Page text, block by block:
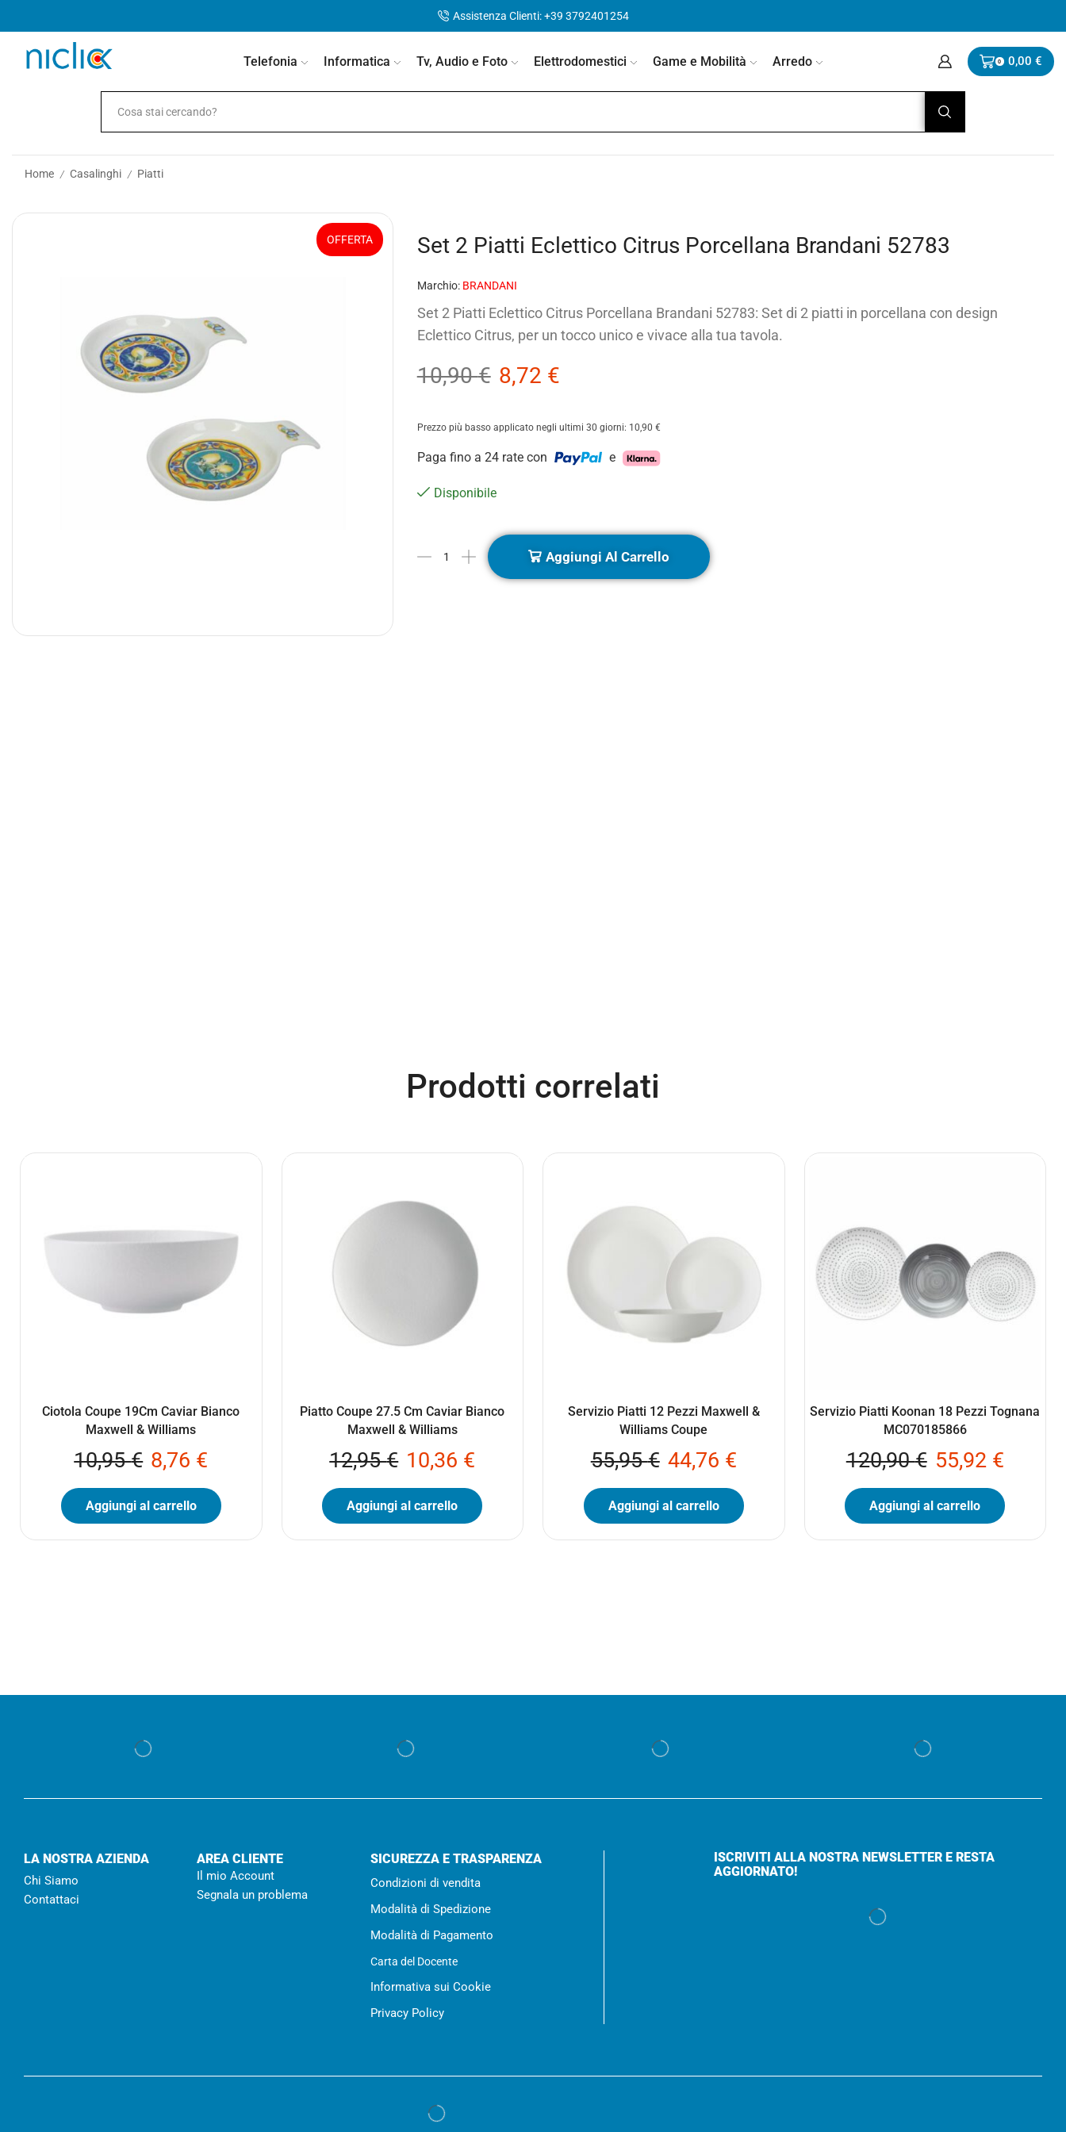
Assistenza Clienti: +39 3792401254
Telefonia Informatica Tv, Audio e Foto Elettrodomestici Game e Mobilità Arredo 0 0,00 €
Home / Casalinghi / Piatti
OFFERTA Set 2 Piatti Eclettico Citrus Porcellana Brandani 52783
Marchio: BRANDANI
Set 2 Piatti Eclettico Citrus Porcellana Brandani 52783: Set di 2 piatti in porcellana con design
Eclettico Citrus, per un tocco unico e vivace alla tua tavola.
10,90€ 8,72 €
Prezzo più basso applicato negli ultimi 30 giorni: 10,90 €
Paga fino a 24 rate con e
Disponibile
Aggiungi Al Carrello
Prodotti correlati
Ciotola Coupe 19Cm Caviar Bianco
Maxwell & Williams
10,95€ 8,76 €
Aggiungi al carrello
Piatto Coupe 27.5 Cm Caviar Bianco
Maxwell & Williams
12,95€ 10,36 €
Aggiungi al carrello
Servizio Piatti 12 Pezzi Maxwell &
Williams Coupe
55,95€ 44,76 €
Aggiungi al carrello
Servizio Piatti Koonan 18 Pezzi Tognana
MC070185866
120,90€ 55,92 €
Aggiungi al carrello
LA NOSTRA AZIENDA
Chi Siamo
Contattaci
AREA CLIENTE
Il mio Account
Segnala un problema
SICUREZZA E TRASPARENZA
Condizioni di vendita
Modalità di Spedizione
Modalità di Pagamento
Carta del Docente
Informativa sui Cookie
Privacy Policy
ISCRIVITI ALLA NOSTRA NEWSLETTER E RESTA
AGGIORNATO!